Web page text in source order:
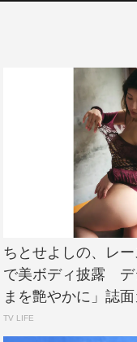
ちとせよしの、レ
で美ボディ披露 デ
まを艶やかに」誌
TV LIFE